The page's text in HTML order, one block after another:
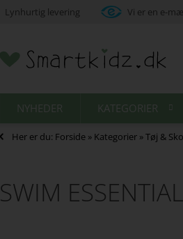
Lynhurtig levering Vi er en e-
NYHEDER KATEGORIER
Her er du: Forside » Kategorier »Tøj & Sko
SWIM